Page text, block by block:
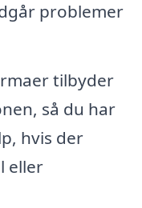
problemer
tilbyder
så du har
hvis der
eller